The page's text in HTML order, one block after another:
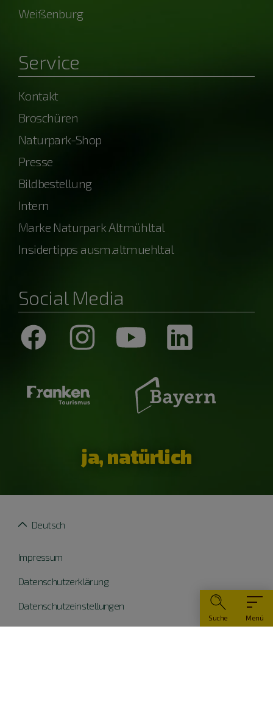
Menü
Suche
Weißenburg
Service
Kontakt
Broschüren
Naturpark-Shop
Presse
Bildbestellung
Intern
Marke Naturpark Altmühltal
Insidertipps ausm.altmuehltal
Social Media
ja, natürlich
Impressum
Datenschutzerklärung
Datenschutzeinstellungen
Widerruf erklären
Deutsch